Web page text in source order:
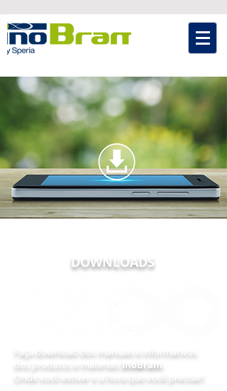
DOWNLOADS
Faça download dos manuais e informativos
dos produtos e materiais InoBram
Onde você estiver e a hora que você precisar!